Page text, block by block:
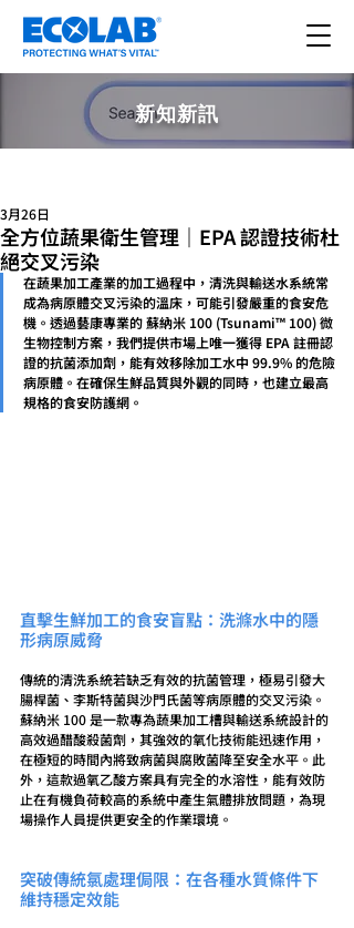
新知新訊
全方位蔬果衛生管理｜EPA 認證技術杜
絕交叉污染
3月26日
在蔬果加工產業的加工過程中，清洗與輸送水系統常
成為病原體交叉污染的溫床，可能引發嚴重的食安危
機。透過藝康專業的 蘇納米 100 (Tsunami™ 100) 微
生物控制方案，我們提供市場上唯一獲得 EPA 註冊認
證的抗菌添加劑，能有效移除加工水中 99.9% 的危險
病原體。在確保生鮮品質與外觀的同時，也建立最高
規格的食安防護網。
直擊生鮮加工的食安盲點：洗滌水中的隱
形病原威脅
傳統的清洗系統若缺乏有效的抗菌管理，極易引發大
腸桿菌、李斯特菌與沙門氏菌等病原體的交叉污染。
蘇納米 100 是一款專為蔬果加工槽與輸送系統設計的
高效過醋酸殺菌劑，其強效的氧化技術能迅速作用，
在極短的時間內將致病菌與腐敗菌降至安全水平。此
外，這款過氧乙酸方案具有完全的水溶性，能有效防
止在有機負荷較高的系統中產生氣體排放問題，為現
場操作人員提供更安全的作業環境。
突破傳統氯處理侷限：在各種水質條件下
維持穩定效能